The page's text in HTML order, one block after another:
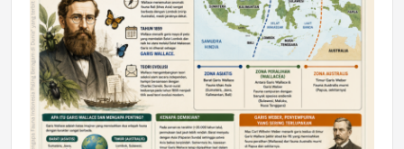
Mahasiswa Samarinda dalam Astra
Honda SDGs Future Leaders 2026
Jumat, 10 Jul 2026 19:01